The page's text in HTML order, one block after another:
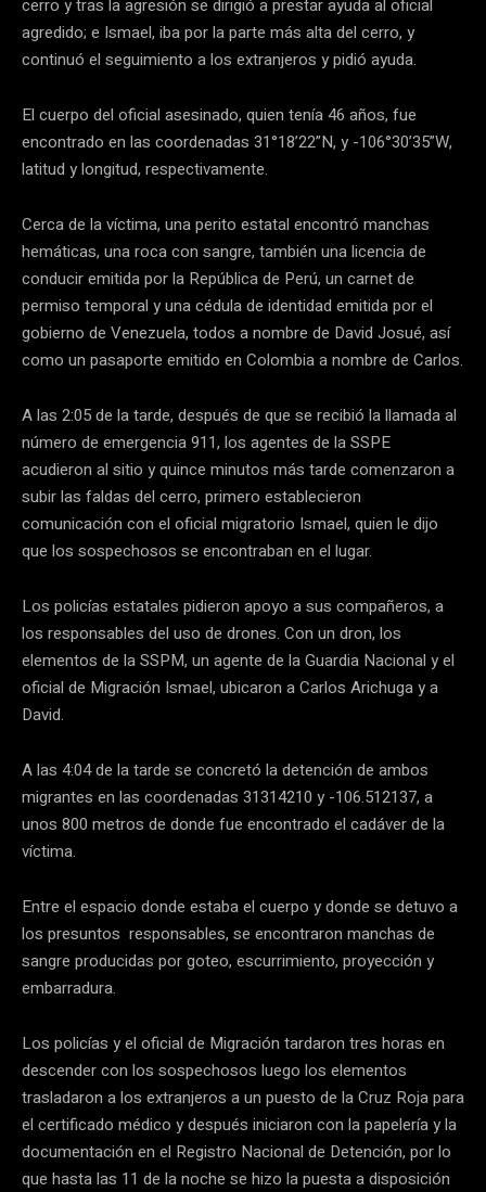
cerro y tras la agresión se dirigió a prestar ayuda al oficial
agredido; e Ismael, iba por la parte más alta del cerro, y
continuó el seguimiento a los extranjeros y pidió ayuda.
El cuerpo del oficial asesinado, quien tenía 46 años, fue
encontrado en las coordenadas 31°18’22”N, y -106°30’35”W,
latitud y longitud, respectivamente.
Cerca de la víctima, una perito estatal encontró manchas
hemáticas, una roca con sangre, también una licencia de
conducir emitida por la República de Perú, un carnet de
permiso temporal y una cédula de identidad emitida por el
gobierno de Venezuela, todos a nombre de David Josué, así
como un pasaporte emitido en Colombia a nombre de Carlos.
A las 2:05 de la tarde, después de que se recibió la llamada al
número de emergencia 911, los agentes de la SSPE
acudieron al sitio y quince minutos más tarde comenzaron a
subir las faldas del cerro, primero establecieron
comunicación con el oficial migratorio Ismael, quien le dijo
que los sospechosos se encontraban en el lugar.
Los policías estatales pidieron apoyo a sus compañeros, a
los responsables del uso de drones. Con un dron, los
elementos de la SSPM, un agente de la Guardia Nacional y el
oficial de Migración Ismael, ubicaron a Carlos Arichuga y a
David.
A las 4:04 de la tarde se concretó la detención de ambos
migrantes en las coordenadas 31314210 y -106.512137, a
unos 800 metros de donde fue encontrado el cadáver de la
víctima.
Entre el espacio donde estaba el cuerpo y donde se detuvo a
los presuntos responsables, se encontraron manchas de
sangre producidas por goteo, escurrimiento, proyección y
embarradura.
Los policías y el oficial de Migración tardaron tres horas en
descender con los sospechosos luego los elementos
trasladaron a los extranjeros a un puesto de la Cruz Roja para
el certificado médico y después iniciaron con la papelería y la
documentación en el Registro Nacional de Detención, por lo
que hasta las 11 de la noche se hizo la puesta a disposición